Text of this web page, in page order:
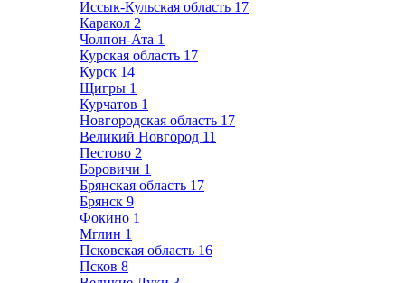
Иссык-Кульская область 17
Каракол 2
Чолпон-Ата 1
Курская область 17
Курск 14
Щигры 1
Курчатов 1
Новгородская область 17
Великий Новгород 11
Пестово 2
Боровичи 1
Брянская область 17
Брянск 9
Фокино 1
Мглин 1
Псковская область 16
Псков 8